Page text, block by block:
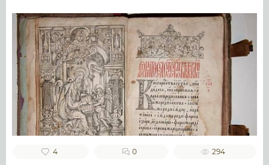
4 0 294